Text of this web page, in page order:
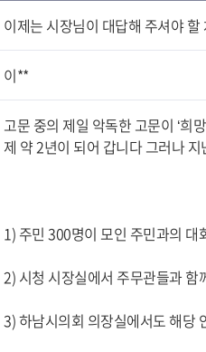
이제는 시장님이 대답해 주셔야
이**
고문 중의 제일 악독한 고문이 ‘희
제 약 2년이 되어 갑니다 그러나
1) 주민 300명이 모인 주민과의
2) 시청 시장실에서 주무관들과
3) 하남시의회 의장실에서도 해당